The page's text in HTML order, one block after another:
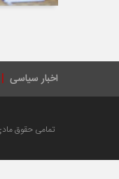
اخبار سیاسی
تمامی حقوق